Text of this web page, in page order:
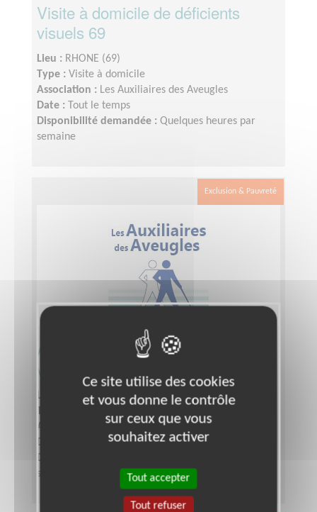
Visite à domicile de déficients
visuels 69
Lieu : RHONE (69)
Type : Visite à domicile
Association : Les Auxiliaires des Aveugles
Date :
Tout le temps
Disponibilité demandée : Quelques heures par
semaine
Exclusion & Pauvreté
Accompagnement de déficients
visuels 69
Lieu :
RHONE (69)
Association :
Les Auxiliaires des Aveugles
Date :
Tout le temps
Disponibilité demandée :
semaine
Ce site utilise des cookies
et vous donne le contrôle
sur ceux que vous
souhaitez activer
Tout accepter
Tout refuser